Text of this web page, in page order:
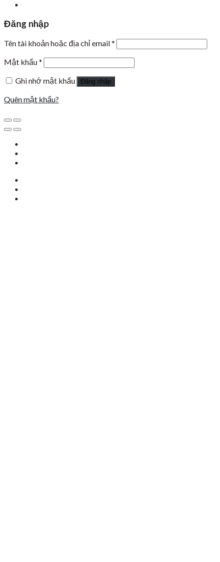
Đăng nhập
Tên tài khoản hoặc địa chỉ email*
Mật khẩu*
Ghi nhớ mật khẩu
Đăng nhập
Quên mật khẩu?